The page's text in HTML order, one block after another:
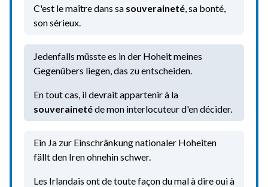
C'est le maître dans sa souveraineté, sa bonté,
son sérieux.
Jedenfalls müsste es in der Hoheit meines
Gegenübers liegen, das zu entscheiden.
En tout cas, il devrait appartenir à la
souverainetéde mon interlocuteur d'en décider.
Ein Ja zur Einschränkung nationaler Hoheiten
fällt den Iren ohnehin schwer.
Les Irlandais ont de toute façon du mal à dire oui à